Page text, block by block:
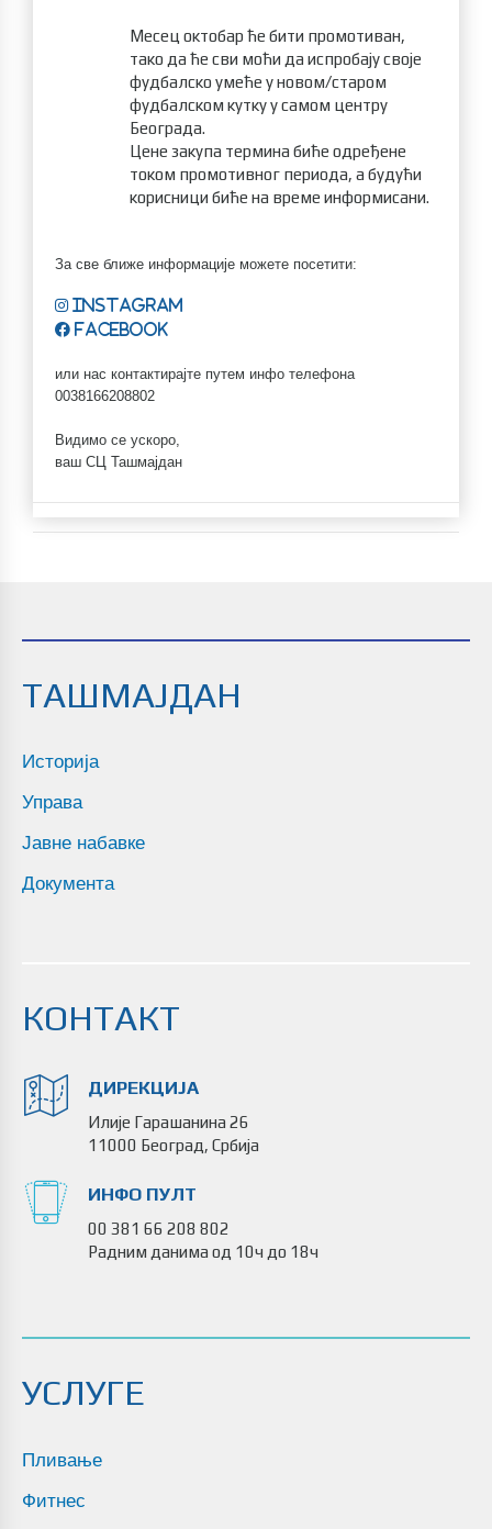
Месец октобар ће бити промотиван,
тако да ће сви моћи да испробају своје
фудбалско умеће у новом/старом
фудбалском кутку у самом центру
Београда.
Цене закупа термина биће одређене
током промотивног периода, а будући
корисници биће на време информисани.
За све ближе информације можете посетити:
Instagram
Facebook
или нас контактирајте путем инфо телефона
0038166208802
Видимо се ускоро,
ваш СЦ Ташмајдан
ТАШМАЈДАН
Историја
Управа
Jaвне набавке
Документа
КОНТАКТ
ДИРЕКЦИЈА
Илије Гарашанина 26
11000 Београд, Србија
ИНФО ПУЛТ
00 381 66 208 802
Радним данима од 10ч до 18ч
УСЛУГЕ
Пливање
Фитнес